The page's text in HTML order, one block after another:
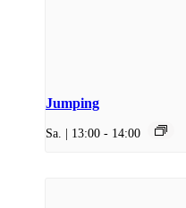
Jumping
Sa. | 13:00 - 14:00